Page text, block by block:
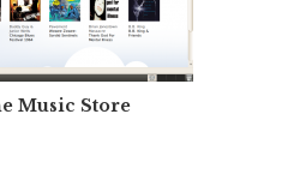
Music Store